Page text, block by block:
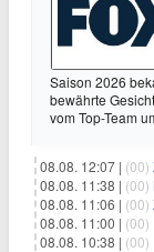
Saison 2026
bewährte
vom Top-Team
08.08. 12:07 | (00)
08.08. 11:38 | (00)
08.08. 11:06 | (00)
08.08. 11:00 | (00)
08.08. 10:38 | (00)